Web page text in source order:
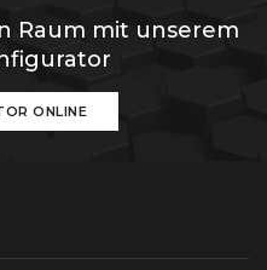
Raum mit unserem
ONLINE